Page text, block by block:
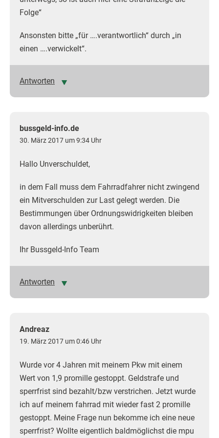
Folge“
Ansonsten bitte „für ….verantwortlich“ durch „in
einen ….verwickelt“.
Antworten
bussgeld-info.de
30. März 2017 um 9:34 Uhr
Hallo Unverschuldet,
in dem Fall muss dem Fahrradfahrer nicht zwingend
ein Mitverschulden zur Last gelegt werden. Die
Bestimmungen über Ordnungswidrigkeiten bleiben
davon allerdings unberührt.
Ihr Bussgeld-Info Team
Antworten
Andreaz
19. März 2017 um 0:46 Uhr
Wurde vor 4 Jahren mit meinem Pkw mit einem
Wert von 1,9 promille gestoppt. Geldstrafe und
sperrfrist sind bezahlt/bzw verstrichen. Jetzt wurde
ich auf meinem fahrrad mit wieder fast 2 promille
gestoppt. Meine Frage nun bekomme ich eine neue
sperrfrist? Wollte eigentlich baldmöglichst die mpu